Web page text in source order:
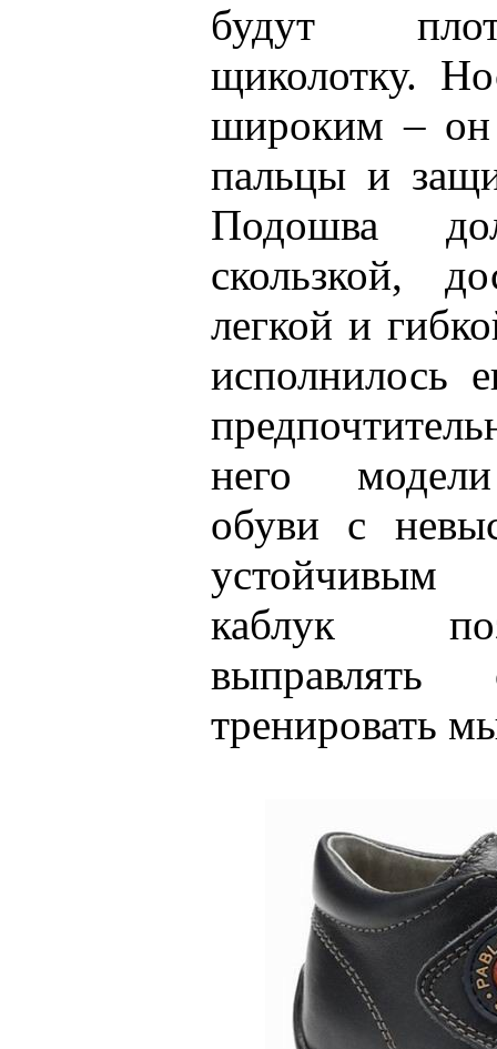
будут
щиколотку.
широким – он
пальцы и
Подошва
скользкой,
легкой и
исполнилось
него модели
обуви с
каблук
тренировать